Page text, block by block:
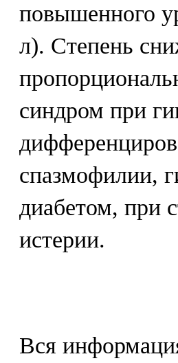
повышенного
л). Степень
синдром при
спазмофилии,
диабетом, при
истерии.
Вся